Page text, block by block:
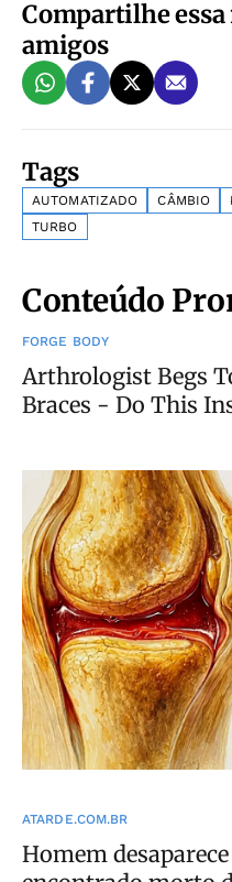
Compartilhe
amigos
Tags
AUTOMATIZADO CÂMBIO
TURBO